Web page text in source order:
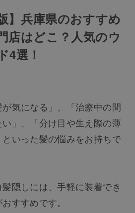
】兵庫県のおすすめ
店はどこ？人気のウ
4選！
が気になる」、「治療中の間
」、「分け目や生え際の薄
いった髪の悩みをお持ちで
隠しには、手軽に装着でき
すすめです。